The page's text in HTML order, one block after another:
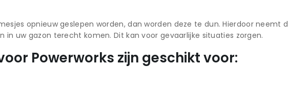
opnieuw geslepen worden, dan worden deze te dun. Hierdoor neemt
in uw gazon terecht komen. Dit kan voor gevaarlijke situaties zorgen.
Powerworks zijn geschikt voor: